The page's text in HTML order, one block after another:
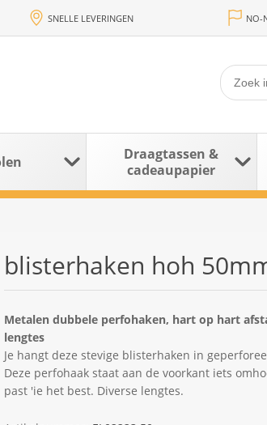
SNELLE LEVERINGEN NO-
Draagtassen &
cadeaupapier
blisterhaken hoh
Metalen dubbele perfohaken, hart op hart
lengtes
Je hangt deze stevige blisterhaken in
Deze perfohaak staat aan de voorkant iets
past 'ie het best. Diverse lengtes.